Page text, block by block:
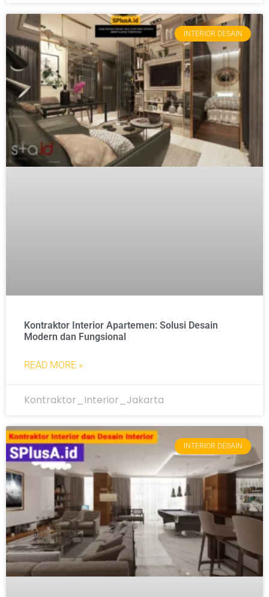
INTERIOR DESAIN
Kontraktor Interior Apartemen: Solusi Desain
Modern dan Fungsional
READ MORE »
Kontraktor_Interior_Jakarta
INTERIOR DESAIN